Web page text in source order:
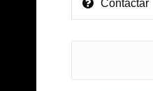
Contactar